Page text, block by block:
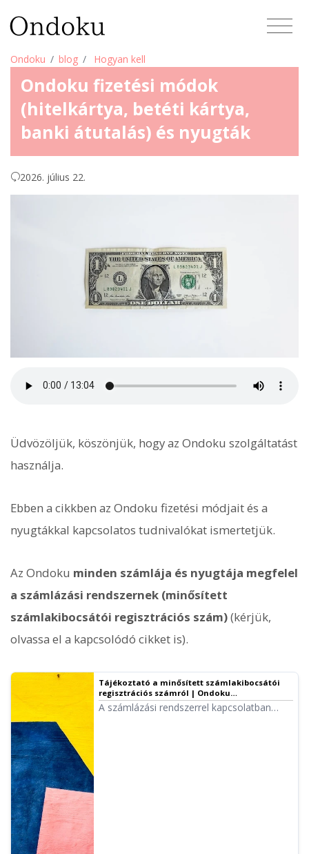
Ondoku blog Hogyan kell
Ondoku fizetési módok
(hitelkártya, betéti kártya,
banki átutalás) és nyugták
2026. július 22.
Üdvözöljük, köszönjük, hogy az Ondoku szolgáltatást
használja.
Ebben a cikkben az Ondoku fizetési módjait és a
nyugtákkal kapcsolatos tudnivalókat ismertetjük.
Az Ondoku minden számlája és nyugtája megfelel
a számlázási rendszernek (minősített
számlakibocsátói regisztrációs szám)(kérjük,
olvassa el a kapcsolódó cikket is).
Tájékoztató a minősített számlakibocsátói
regisztrációs számról | Ondoku
szövegfelolvasó szoftver
A számlázási rendszerrel kapcsolatban